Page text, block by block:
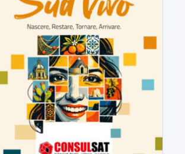
Sarà affidato con ogni probabilità all'inizio
della prossima settimana l'incarico...